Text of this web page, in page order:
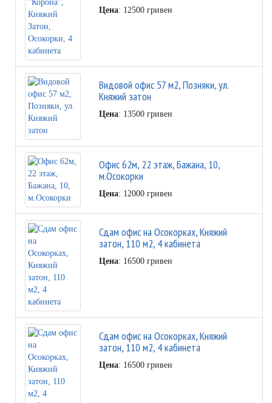
Цена: 12500 гривен
Видовой офис 57 м2, Позняки, ул.
Княжий затон
Цена: 13500 гривен
Офис 62м, 22 этаж, Бажана, 10,
м.Осокорки
Цена: 12000 гривен
Сдам офис на Осокорках, Княжий
затон, 110 м2, 4 кабинета
Цена: 16500 гривен
Сдам офис на Осокорках, Княжий
затон, 110 м2, 4 кабинета
Цена: 16500 гривен